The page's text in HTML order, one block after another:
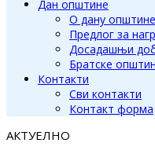
Дан општине
О дану општине
Предлог за
Досадашњи
Братске
Контакти
Сви контакти
Контакт форма
АКТУЕЛНО